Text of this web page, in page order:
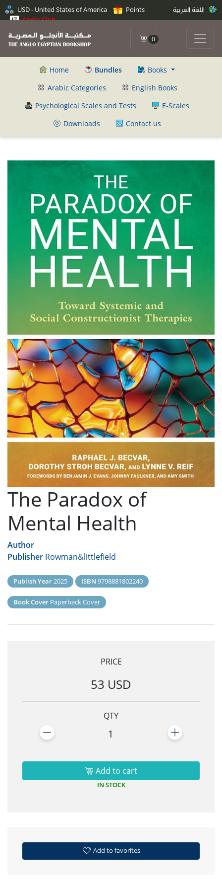
USD - United States of America
Points
Anglo Club
0
Home Bundles
Books
Arabic Categories
English Books
Psychological Scales and Tests
E-Scales
Downloads
Contact us
The Paradox of
Mental Health
Author
Publisher Rowman&littlefield
Publish Year2025 ISBN 9798881802240
Book Cover Paperback Cover
PRICE
53 USD
QTY
1
Add to cart
IN STOCK
Add to favorites